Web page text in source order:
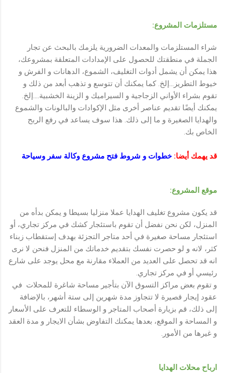
مستلزمات المشروع:
شراء المستلزمات والمعدات الضرورية يلزمك بالبحث عن تجار
الجملة في منطقتك للحصول على الإمدادات المتعلقة بمشروعك،
هذا يمكن أن يشمل أدوات التغليف، الشموع، الدهانات و الفرش و
خيوط التطريز...إلخ. كما يمكنك أن تتوسع و تذهب أبعد من ذلك و
تقوم بشراء الأواني الزجاجية و السيراميك و الزينة الخشبية....إلخ.
يمكنك أيضًا تقديم عناصر أخرى مثل الإكوادات والبالونات والشموع
والهدايا الصغيرة و ما إلى ذلك. هذا سوف يساعد في رفع الربح
الخاص بك.
قد يهمك أيضا: خطوات و شروط فتح مشروع وكالة سفر وسياحة
موقع المشروع:
قد يكون مشروع تغليف الهدايا عملا منزليا بسيطا و يمكن بدأه من
المنزل، لكن نحن نفضل أن تقوم باستئجار كشك في مركز تجاري، أو
استئجار مساحة صغيرة في أحد متاجر التجزئة بهدف إستقطاب زبناء
كثر، لانه و لو حصرت نفسك بتقديم خدماتك من المنزل فنحن لا نرى
انه قد تحصل على العديد من العملاء مقارنة مع محل يوجد على شارع
رئيسي أو في مركز تجاري.
و تقوم بعض مراكز التسوق الآن بتأجير مساحة شاغرة للمحلات في
عقود إيجار قصيرة لا تتجاوز مدة شهرين إلى ستة أشهر، بالإضافة
إلى ذلك، قم بزيارة أصحاب المتاجر و الوسطاء للتعرف على الأسعار
و المساحة و الموقع، بعدها يمكنك التفاوض بشأن الايجار و مدة العقد
و غيرها من الأمور.
ارباح محلات الهدايا